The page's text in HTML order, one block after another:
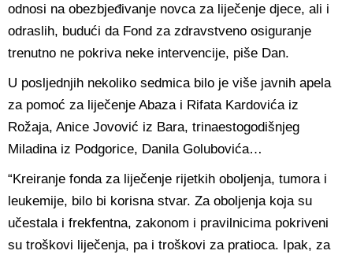
odnosi na obezbjeđivanje novca za liječenje djece, ali i
odraslih, budući da Fond za zdravstveno osiguranje
trenutno ne pokriva neke intervencije, piše Dan.
U posljednjih nekoliko sedmica bilo je više javnih apela
za pomoć za liječenje Abaza i Rifata Kardovića iz
Rožaja, Anice Jovović iz Bara, trinaestogodišnjeg
Miladina iz Podgorice, Danila Golubovića…
“Kreiranje fonda za liječenje rijetkih oboljenja, tumora i
leukemije, bilo bi korisna stvar. Za oboljenja koja su
učestala i frekfentna, zakonom i pravilnicima pokriveni
su troškovi liječenja, pa i troškovi za pratioca. Ipak, za